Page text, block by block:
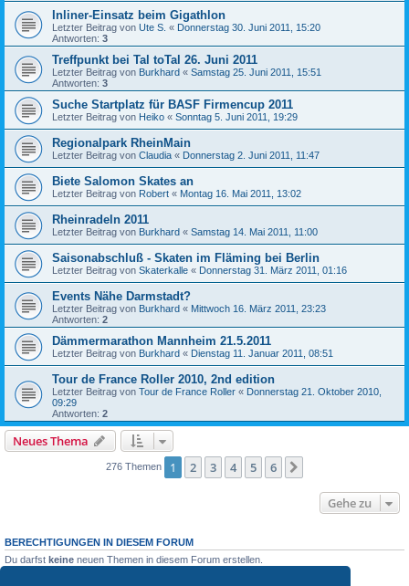
Inliner-Einsatz beim Gigathlon
Letzter Beitrag von Ute S. « Donnerstag 30. Juni 2011, 15:20
Antworten: 3
Treffpunkt bei Tal toTal 26. Juni 2011
Letzter Beitrag von Burkhard « Samstag 25. Juni 2011, 15:51
Antworten: 3
Suche Startplatz für BASF Firmencup 2011
Letzter Beitrag von Heiko « Sonntag 5. Juni 2011, 19:29
Regionalpark RheinMain
Letzter Beitrag von Claudia « Donnerstag 2. Juni 2011, 11:47
Biete Salomon Skates an
Letzter Beitrag von Robert « Montag 16. Mai 2011, 13:02
Rheinradeln 2011
Letzter Beitrag von Burkhard « Samstag 14. Mai 2011, 11:00
Saisonabschluß - Skaten im Fläming bei Berlin
Letzter Beitrag von Skaterkalle « Donnerstag 31. März 2011, 01:16
Events Nähe Darmstadt?
Letzter Beitrag von Burkhard « Mittwoch 16. März 2011, 23:23
Antworten: 2
Dämmermarathon Mannheim 21.5.2011
Letzter Beitrag von Burkhard « Dienstag 11. Januar 2011, 08:51
Tour de France Roller 2010, 2nd edition
Letzter Beitrag von Tour de France Roller « Donnerstag 21. Oktober 2010,
09:29
Antworten: 2
Neues Thema
276 Themen 1 2 3 4 5 6
Gehe zu
BERECHTIGUNGEN IN DIESEM FORUM
Du darfst keine neuen Themen in diesem Forum erstellen.